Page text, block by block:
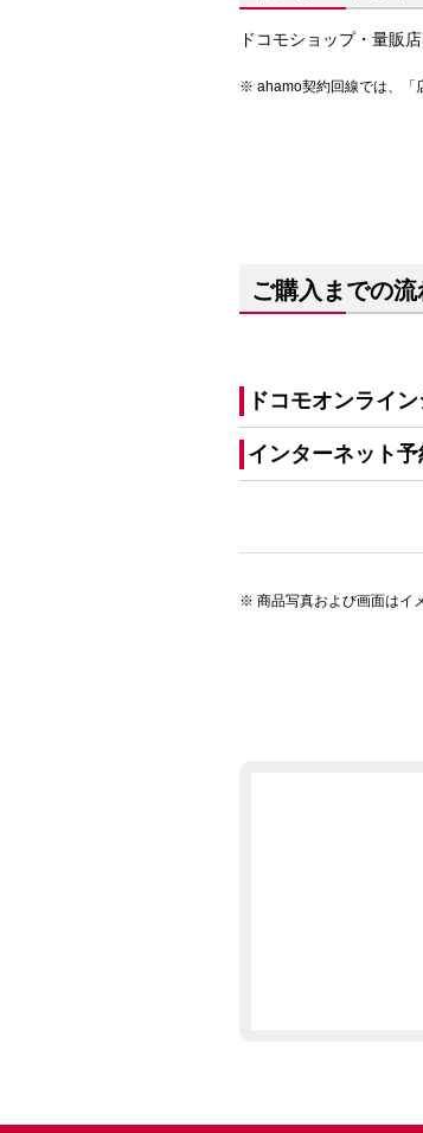
ドコモショップ・量販
ahamo契約回線では、「
ご購入までの流
ドコモオンライ
インターネット
商品写真および画面はイ